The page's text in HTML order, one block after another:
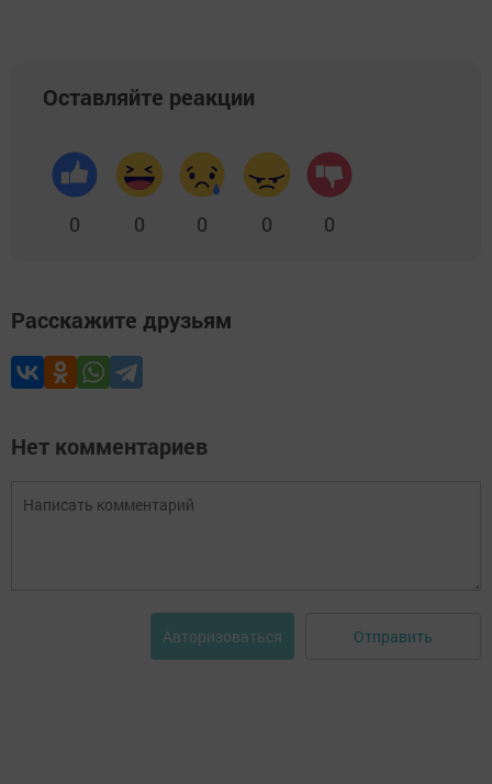
Оставляйте реакции
0 0 0 0 0
Расскажите друзьям
Нет комментариев
Авторизоваться Отправить